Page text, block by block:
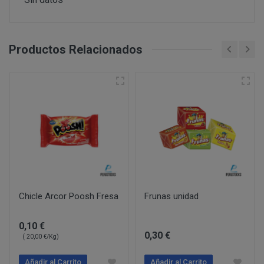
Productos Relacionados
Chicle Arcor Poosh Fresa
0,10 €
( 20,00 €/Kg)
Añadir al Carrito
Frunas unidad
0,30 €
Añadir al Carrito
información de PERUSTOCKS o de terceros.
Reproducir, copiar, distribuir, poner a disposición de,
correspondientes derechos o ello resulte legalmente
Recabar datos con finalidad publicitaria y de remitir
con fines de venta u otras de naturaleza comercial
¿Cuál es la legitimación para el tratamiento de sus datos
Ejecución de un contrato
momento, mediante indicación de no existencias.
De no hallarse disponible el producto, y habiendo
cuyo caso, el consumidor podrá aceptarlo o
resolución del contrato.
En caso de indisponibilidad de la totalidad o parte
sustitución por el cliente, el reembolso previamente